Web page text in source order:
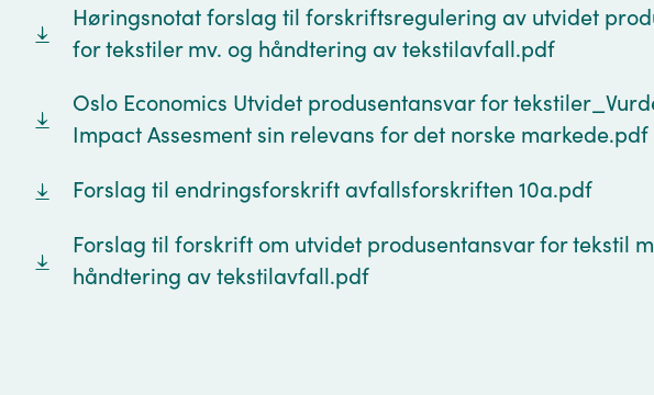
Høringsnotat forslag til forskriftsregulering av utvidet
for tekstiler mv. og håndtering av tekstilavfall.pdf
Oslo Economics Utvidet produsentansvar for
Impact Assesment sin relevans for det norske markede.pdf
Forslag til endringsforskrift avfallsforskriften 10a.pdf
Forslag til forskrift om utvidet produsentansvar for tekstil
håndtering av tekstilavfall.pdf